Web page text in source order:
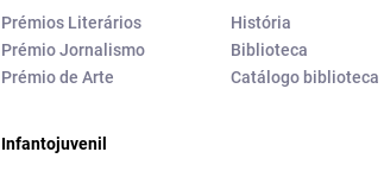
Prémios Literários
Prémio Jornalismo
Prémio de Arte
Infantojuvenil
História
Biblioteca
Catálogo biblioteca